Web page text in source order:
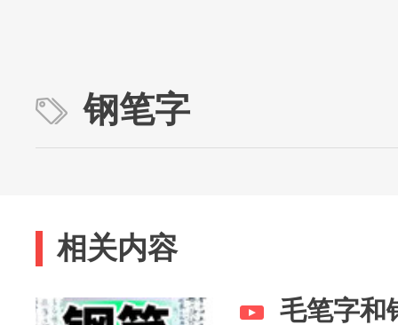
钢笔字
相关内容
毛笔字和